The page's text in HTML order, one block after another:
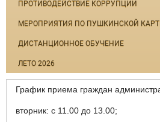
ПРОТИВОДЕЙСТВИЕ КОРРУПЦИИ
МЕРОПРИЯТИЯ ПО ПУШКИНСКОЙ
ДИСТАНЦИОННОЕ ОБУЧЕНИЕ
ЛЕТО 2026
График приема граждан
вторник: с 11.00 до 13.00;